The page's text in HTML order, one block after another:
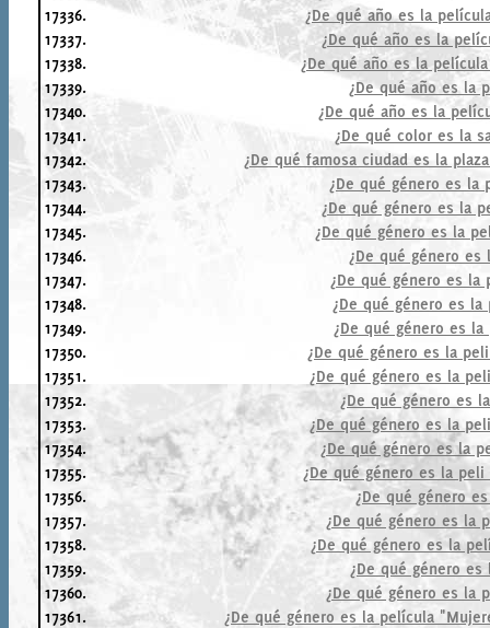
17336.
¿De qué año es la
17337.
¿De qué año es la
17338.
¿De qué año es la
17339.
¿De qué año es la
17340.
¿De qué año es la
17341.
¿De qué color es la
17342.
¿De qué famosa ciudad es la
17343.
¿De qué género es la
17344.
¿De qué género es la
17345.
¿De qué género es la
17346.
¿De qué género
17347.
¿De qué género es la
17348.
¿De qué género es
17349.
¿De qué género es
17350.
¿De qué género es la
17351.
¿De qué género es la
17352.
¿De qué género es
17353.
¿De qué género es la
17354.
¿De qué género es la
17355.
¿De qué género es la
17356.
¿De qué género
17357.
¿De qué género es la
17358.
¿De qué género es la
17359.
¿De qué género
17360.
¿De qué género es la
17361.
¿De qué género es la película